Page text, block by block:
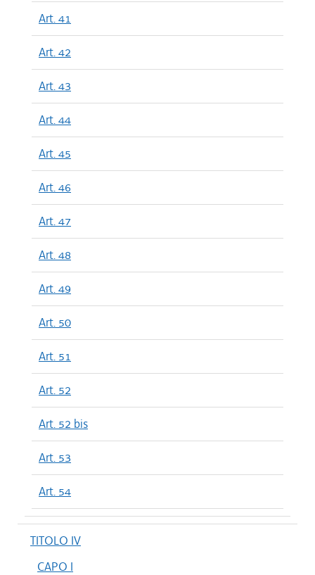
Art. 41
Art. 42
Art. 43
Art. 44
Art. 45
Art. 46
Art. 47
Art. 48
Art. 49
Art. 50
Art. 51
Art. 52
Art. 52 bis
Art. 53
Art. 54
TITOLO IV
CAPO I